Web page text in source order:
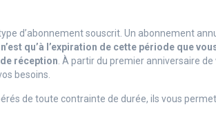
d’abonnement souscrit. Un abonnement
n’est qu’à l’expiration de cette période que
réception . À partir du premier anniversaire
besoins.
de toute contrainte de durée, ils vous